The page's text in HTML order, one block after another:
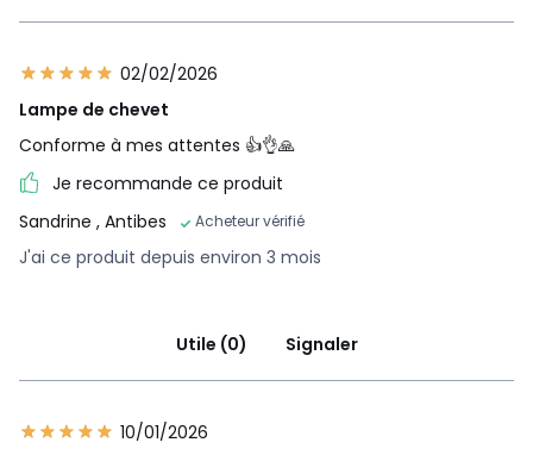
02/02/2026
Lampe de chevet
Conforme à mes attentes 👍👌🙏
Je recommande ce produit
Sandrine , Antibes Acheteur vérifié
J'ai ce produit depuis environ 3 mois
Utile (0) Signaler
10/01/2026